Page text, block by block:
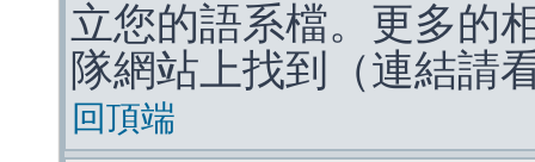
立您的語系檔。更多的
隊網站上找到（連結請
回頂端